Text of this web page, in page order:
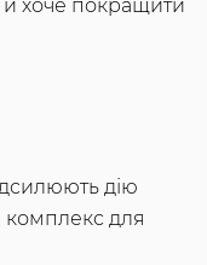
й хоче покращити
дію
комплекс для